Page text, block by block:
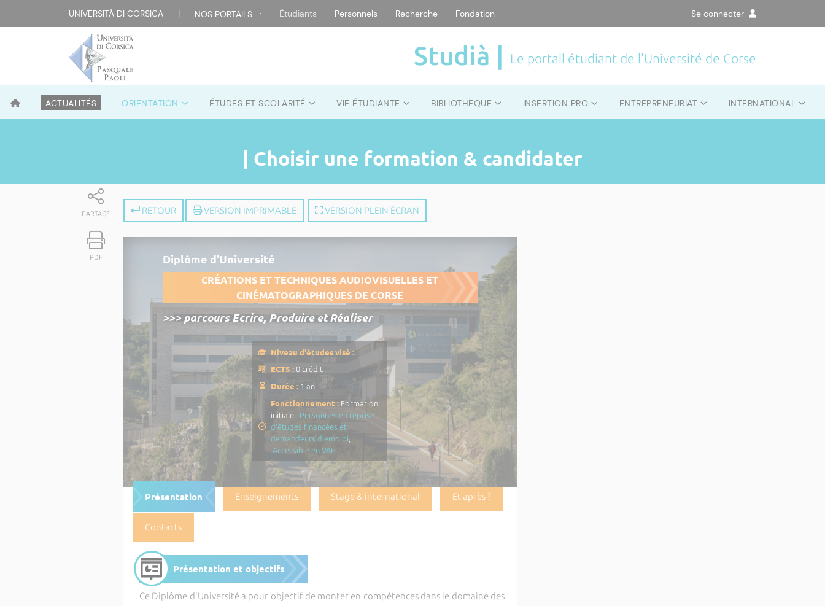
UNIVERSITÀ DI CORSICA | NOS PORTAILS : Étudiants Personnels Recherche Fondation Se connecter
Studià | Le portail étudiant de l'Université de Corse
ACTUALITÉS ORIENTATION ÉTUDES ET SCOLARITÉ VIE ÉTUDIANTE BIBLIOTHÈQUE INSERTION PRO ENTREPRENEURIAT INTERNATIONAL
| Choisir une formation & candidater
PARTAGE
PDF
RETOUR VERSION IMPRIMABLE VERSION PLEIN ÉCRAN
Diplôme d'Université
CRÉATIONS ET TECHNIQUES AUDIOVISUELLES ET
CINÉMATOGRAPHIQUES DE CORSE
>>> parcours Ecrire, Produire et Réaliser
Niveau d'études visé :
ECTS : 0 crédit
Durée : 1 an
Fonctionnement : Formation
initiale, Personnes en reprise
d'études financées et
demandeurs d'emploi
Accessible en VAE
Présentation Enseignements Stage & international Et après ?
Contacts
Présentation et objectifs
Ce Diplôme d'Université a pour objectif de monter en compétences dans le domaine des